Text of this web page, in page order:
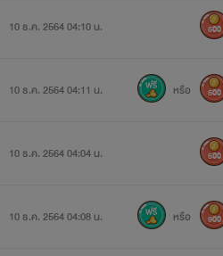
10 ธ.ค. 2564 04:10 น. 500
10 ธ.ค. 2564 04:11 น. หรือ 500
10 ธ.ค. 2564 04:04 น. 500
10 ธ.ค. 2564 04:08 น. หรือ 900